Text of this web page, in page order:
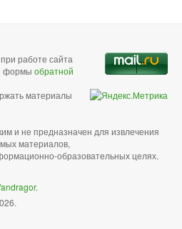
работе сайта
формы обратной
материалы
и не предназначен для извлечения
материалов,
образовательных целях.
.